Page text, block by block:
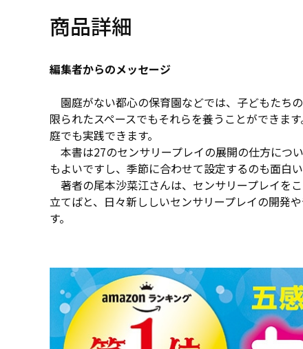
商品詳細
編集者からのメッセージ
園庭がない都心の保育園などでは、子どもたち
限られたスペースでもそれらを養うことができま
庭でも実践できます。
本書は27のセンサリープレイの展開の仕方につ
もよいですし、季節に合わせて設定するのも面白い
著者の尾本沙菜江さんは、センサリープレイを
立てばと、日々新ししいセンサリープレイの開発
す。